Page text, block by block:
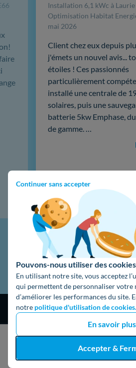
Continuer sans accepter
Pouvons-nous utiliser des
En utilisant notre site, vous acceptez
qui permettent de personnaliser votre
d’améliorer les performances du site.
notre politique d'utilisation de cookies.
En savoir plus
Accepter &
J'obtiens un devis
Installation 6,1 kWc à
Optimisation Habitat
mai 2026
Client chez eux depuis
j'émets un nouvel avis...
étoiles ! Ces passionnés
particulièrement
installé une centrale de
solaires, puis une
batterie 5kw Emphase,
de gamme. …